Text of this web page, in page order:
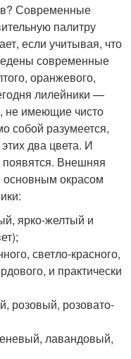
Современные
палитру
если учитывая, что
современные
оранжевого,
лилейники —
не имеющие чисто
собой разумеется,
два цвета. И
Внешняя
основным окрасом
ярко-желтый и
светло-красного,
и практически
розовый, розовато-
лавандовый,